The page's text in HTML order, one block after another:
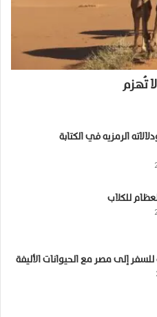
تُهزم
الرمزيه في الكتابة
للكلاب
للسفر إلى مصر مع الحيوانات الأليفة